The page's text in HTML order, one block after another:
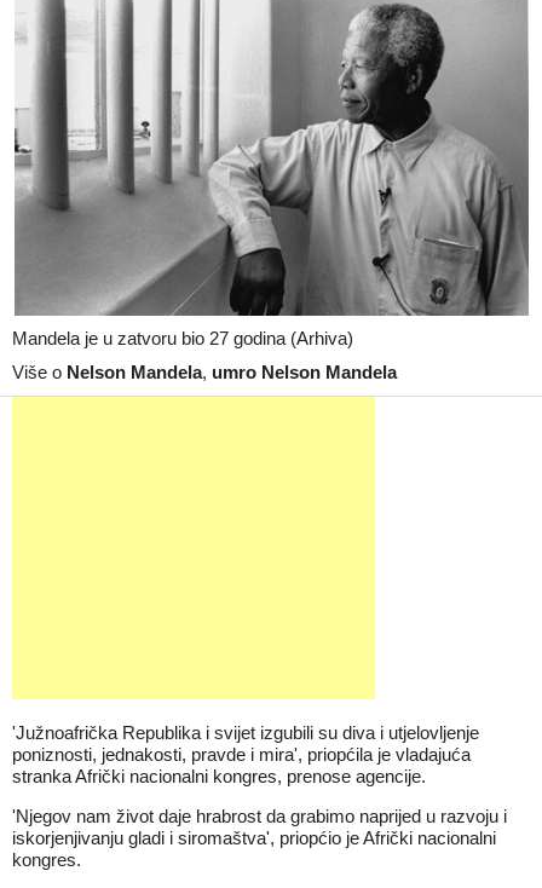
Mandela je u zatvoru bio 27 godina (Arhiva)
Više o Nelson Mandela, umro Nelson Mandela
'Južnoafrička Republika i svijet izgubili su diva i utjelovljenje
poniznosti, jednakosti, pravde i mira', priopćila je vladajuća
stranka Afrički nacionalni kongres, prenose agencije.
'Njegov nam život daje hrabrost da grabimo naprijed u razvoju i
iskorjenjivanju gladi i siromaštva', priopćio je Afrički nacionalni
kongres.